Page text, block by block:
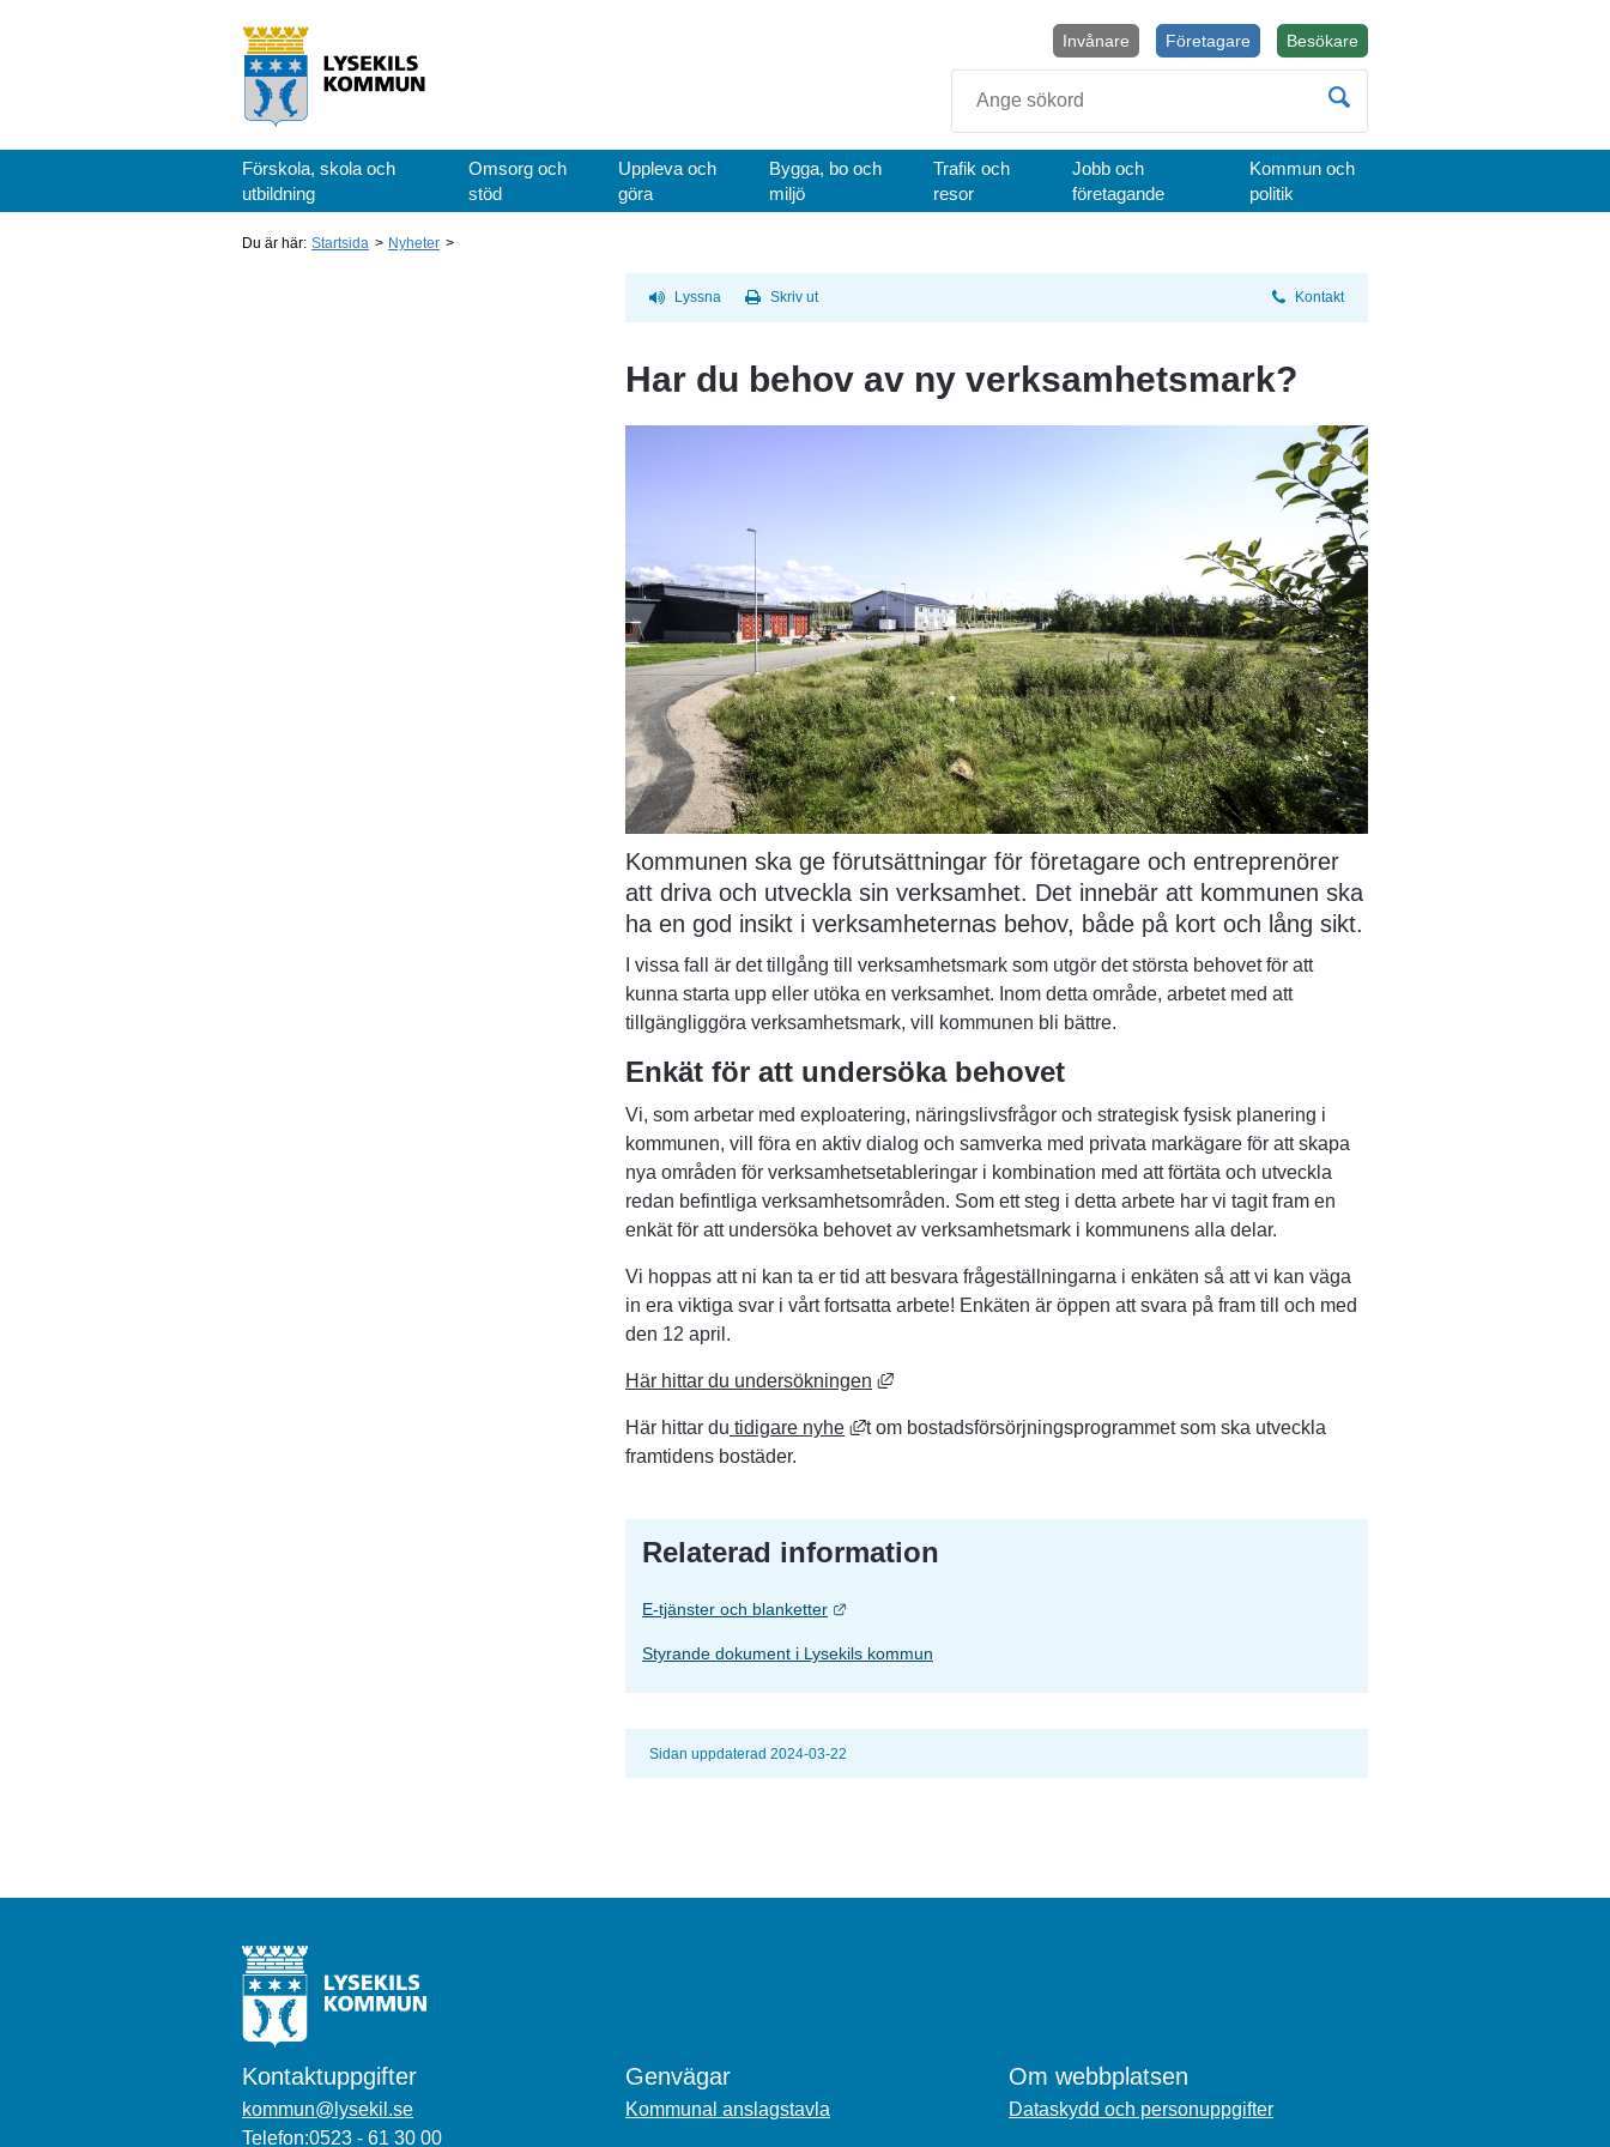
BesökareÖppnas i nytt fönster.
Företagare
Invånare
Förskola, skola och
utbildning
Omsorg och
stöd
Uppleva och
göra
Bygga, bo och
miljö
Trafik och
resor
Jobb och
företagande
Kommun och
politik
Du är här: Startsida Nyheter
Lyssna Skriv ut Kontakt
Har du behov av ny verksamhetsmark?
Kommunen ska ge förutsättningar för företagare och entreprenörer
att driva och utveckla sin verksamhet. Det innebär att kommunen ska
ha en god insikt i verksamheternas behov, både på kort och lång sikt.
I vissa fall är det tillgång till verksamhetsmark som utgör det största behovet för att
kunna starta upp eller utöka en verksamhet. Inom detta område, arbetet med att
tillgängliggöra verksamhetsmark, vill kommunen bli bättre.
Enkät för att undersöka behovet
Vi, som arbetar med exploatering, näringslivsfrågor och strategisk fysisk planering i
kommunen, vill föra en aktiv dialog och samverka med privata markägare för att skapa
nya områden för verksamhetsetableringar i kombination med att förtäta och utveckla
redan befintliga verksamhetsområden. Som ett steg i detta arbete har vi tagit fram en
enkät för att undersöka behovet av verksamhetsmark i kommunens alla delar.
Vi hoppas att ni kan ta er tid att besvara frågeställningarna i enkäten så att vi kan väga
in era viktiga svar i vårt fortsatta arbete! Enkäten är öppen att svara på fram till och med
den 12 april.
Här hittar du undersökningen Länk till annan webbplats, öppnas i nytt fönster.
Här hittar du tidigare nyhe Länk till annan webbplats, öppnas i nytt fönster.
t om bostadsförsörjningsprogrammet som ska utveckla
framtidens bostäder.
Relaterad information
E-tjänster och blanketter Länk till annan webbplats.
Styrande dokument i Lysekils kommun
Sidan uppdaterad 2024-03-22
Kontaktuppgifter
kommun@lysekil.se
Telefon:0523 - 61 30 00
Genvägar
Kommunal anslagstavla
Om webbplatsen
Dataskydd och personuppgifter